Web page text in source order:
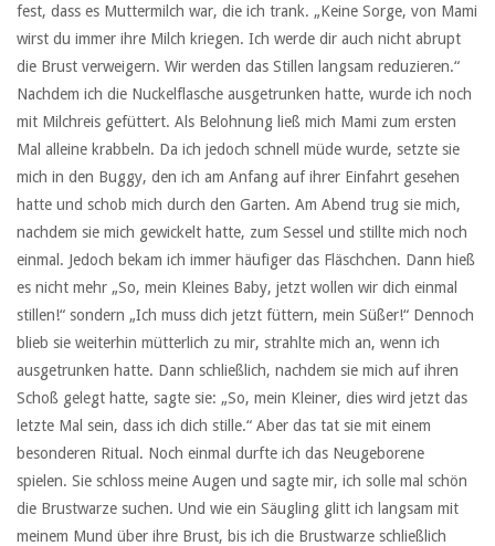
fest, dass es Muttermilch war, die ich trank. „Keine Sorge, von Mami
wirst du immer ihre Milch kriegen. Ich werde dir auch nicht abrupt
die Brust verweigern. Wir werden das Stillen langsam reduzieren.“
Nachdem ich die Nuckelflasche ausgetrunken hatte, wurde ich noch
mit Milchreis gefüttert. Als Belohnung ließ mich Mami zum ersten
Mal alleine krabbeln. Da ich jedoch schnell müde wurde, setzte sie
mich in den Buggy, den ich am Anfang auf ihrer Einfahrt gesehen
hatte und schob mich durch den Garten. Am Abend trug sie mich,
nachdem sie mich gewickelt hatte, zum Sessel und stillte mich noch
einmal. Jedoch bekam ich immer häufiger das Fläschchen. Dann hieß
es nicht mehr „So, mein Kleines Baby, jetzt wollen wir dich einmal
stillen!“ sondern „Ich muss dich jetzt füttern, mein Süßer!“ Dennoch
blieb sie weiterhin mütterlich zu mir, strahlte mich an, wenn ich
ausgetrunken hatte. Dann schließlich, nachdem sie mich auf ihren
Schoß gelegt hatte, sagte sie: „So, mein Kleiner, dies wird jetzt das
letzte Mal sein, dass ich dich stille.“ Aber das tat sie mit einem
besonderen Ritual. Noch einmal durfte ich das Neugeborene
spielen. Sie schloss meine Augen und sagte mir, ich solle mal schön
die Brustwarze suchen. Und wie ein Säugling glitt ich langsam mit
meinem Mund über ihre Brust, bis ich die Brustwarze schließlich